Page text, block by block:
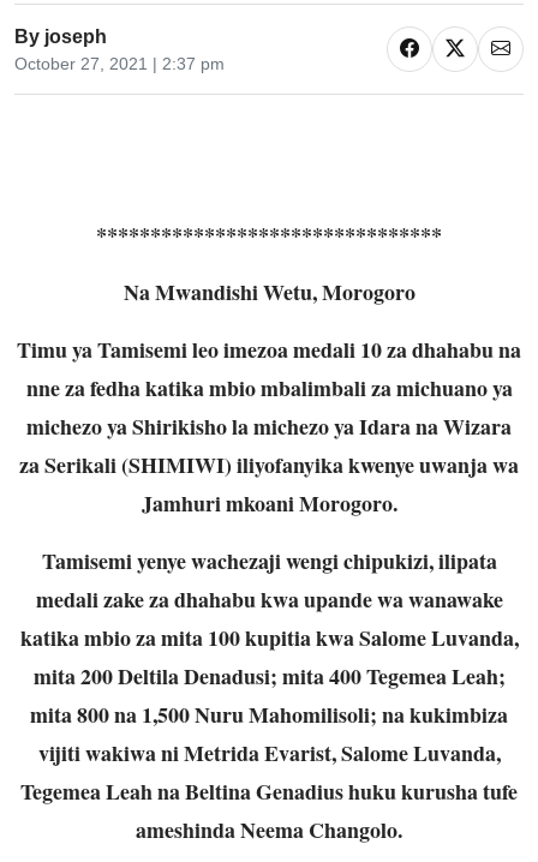
By joseph
October 27, 2021 | 2:37 pm
********************************
Na Mwandishi Wetu, Morogoro
Timu ya Tamisemi leo imezoa medali 10 za dhahabu na
nne za fedha katika mbio mbalimbali za michuano ya
michezo ya Shirikisho la michezo ya Idara na Wizara
za Serikali (SHIMIWI) iliyofanyika kwenye uwanja wa
Jamhuri mkoani Morogoro.
Tamisemi yenye wachezaji wengi chipukizi, ilipata
medali zake za dhahabu kwa upande wa wanawake
katika mbio za mita 100 kupitia kwa Salome Luvanda,
mita 200 Deltila Denadusi; mita 400 Tegemea Leah;
mita 800 na 1,500 Nuru Mahomilisoli; na kukimbiza
vijiti wakiwa ni Metrida Evarist, Salome Luvanda,
Tegemea Leah na Beltina Genadius huku kurusha tufe
ameshinda Neema Changolo.